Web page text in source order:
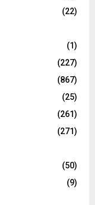
(22)
(1)
(227)
(867)
(25)
(261)
(271)
(50)
(9)